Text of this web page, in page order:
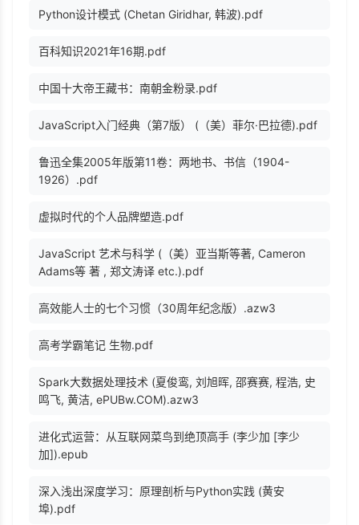
Python设计模式 (Chetan Giridhar, 韩波).pdf
百科知识2021年16期.pdf
中国十大帝王藏书：南朝金粉录.pdf
JavaScript入门经典（第7版） (（美）菲尔·巴拉德).pdf
鲁迅全集2005年版第11卷：两地书、书信（1904-
1926）.pdf
虚拟时代的个人品牌塑造.pdf
JavaScript 艺术与科学 (（美）亚当斯等著, Cameron
Adams等 著 , 郑文涛译 etc.).pdf
高效能人士的七个习惯（30周年纪念版）.azw3
高考学霸笔记 生物.pdf
Spark大数据处理技术 (夏俊鸾, 刘旭晖, 邵赛赛, 程浩, 史
鸣飞, 黄洁, ePUBw.COM).azw3
进化式运营：从互联网菜鸟到绝顶高手 (李少加 [李少
加]).epub
深入浅出深度学习：原理剖析与Python实践 (黄安
埠).pdf